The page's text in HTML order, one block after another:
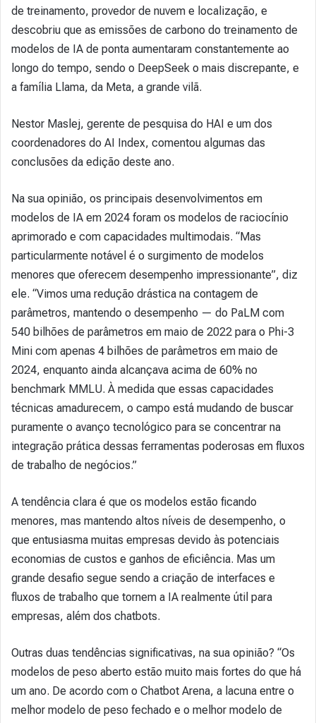
de treinamento, provedor de nuvem e localização, e
descobriu que as emissões de carbono do treinamento de
modelos de IA de ponta aumentaram constantemente ao
longo do tempo, sendo o DeepSeek o mais discrepante, e
a família Llama, da Meta, a grande vilã.
Nestor Maslej, gerente de pesquisa do HAI e um dos
coordenadores do AI Index, comentou algumas das
conclusões da edição deste ano.
Na sua opinião, os principais desenvolvimentos em
modelos de IA em 2024 foram os modelos de raciocínio
aprimorado e com capacidades multimodais. “Mas
particularmente notável é o surgimento de modelos
menores que oferecem desempenho impressionante”, diz
ele. “Vimos uma redução drástica na contagem de
parâmetros, mantendo o desempenho — do PaLM com
540 bilhões de parâmetros em maio de 2022 para o Phi-3
Mini com apenas 4 bilhões de parâmetros em maio de
2024, enquanto ainda alcançava acima de 60% no
benchmark MMLU. À medida que essas capacidades
técnicas amadurecem, o campo está mudando de buscar
puramente o avanço tecnológico para se concentrar na
integração prática dessas ferramentas poderosas em fluxos
de trabalho de negócios.”
A tendência clara é que os modelos estão ficando
menores, mas mantendo altos níveis de desempenho, o
que entusiasma muitas empresas devido às potenciais
economias de custos e ganhos de eficiência. Mas um
grande desafio segue sendo a criação de interfaces e
fluxos de trabalho que tornem a IA realmente útil para
empresas, além dos chatbots.
Outras duas tendências significativas, na sua opinião? “Os
modelos de peso aberto estão muito mais fortes do que há
um ano. De acordo com o Chatbot Arena, a lacuna entre o
melhor modelo de peso fechado e o melhor modelo de